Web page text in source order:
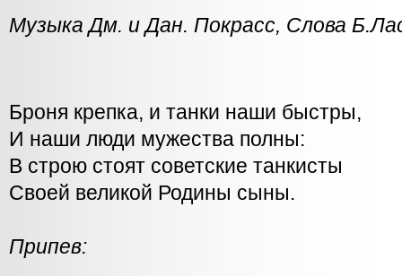
МузыкаДм. и Дан. Покрасс, Слова
Броня крепка, и танки наши быстры,
И наши люди мужества полны:
В строю стоят советские танкисты
Своей великой Родины сыны.
Припев: